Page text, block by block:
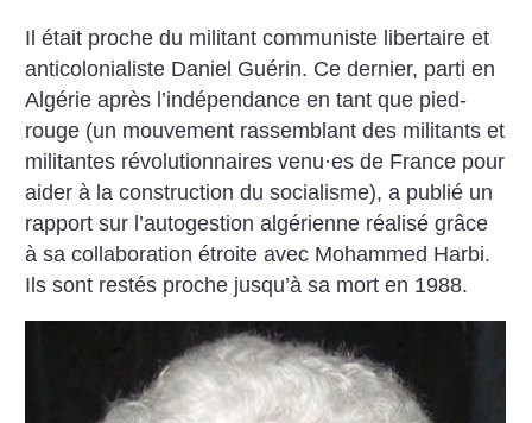
Il était proche du militant communiste libertaire et
anticolonialiste Daniel Guérin. Ce dernier, parti en
Algérie après l’indépendance en tant que pied-
rouge (un mouvement rassemblant des militants et
militantes révolutionnaires venu·es de France pour
aider à la construction du socialisme), a publié un
rapport sur l’autogestion algérienne réalisé grâce
à sa collaboration étroite avec Mohammed Harbi.
Ils sont restés proche jusqu’à sa mort en 1988.